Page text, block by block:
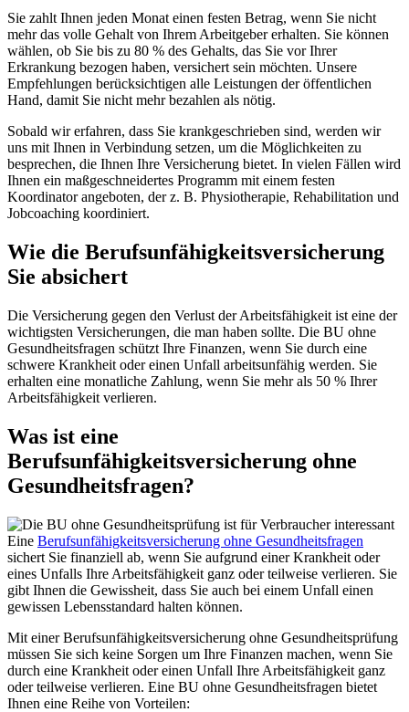
Sie zahlt Ihnen jeden Monat einen festen Betrag, wenn Sie nicht
mehr das volle Gehalt von Ihrem Arbeitgeber erhalten. Sie können
wählen, ob Sie bis zu 80 % des Gehalts, das Sie vor Ihrer
Erkrankung bezogen haben, versichert sein möchten. Unsere
Empfehlungen berücksichtigen alle Leistungen der öffentlichen
Hand, damit Sie nicht mehr bezahlen als nötig.
Sobald wir erfahren, dass Sie krankgeschrieben sind, werden wir
uns mit Ihnen in Verbindung setzen, um die Möglichkeiten zu
besprechen, die Ihnen Ihre Versicherung bietet. In vielen Fällen wird
Ihnen ein maßgeschneidertes Programm mit einem festen
Koordinator angeboten, der z. B. Physiotherapie, Rehabilitation und
Jobcoaching koordiniert.
Wie die Berufsunfähigkeitsversicherung
Sie absichert
Die Versicherung gegen den Verlust der Arbeitsfähigkeit ist eine der
wichtigsten Versicherungen, die man haben sollte. Die BU ohne
Gesundheitsfragen schützt Ihre Finanzen, wenn Sie durch eine
schwere Krankheit oder einen Unfall arbeitsunfähig werden. Sie
erhalten eine monatliche Zahlung, wenn Sie mehr als 50 % Ihrer
Arbeitsfähigkeit verlieren.
Was ist eine
Berufsunfähigkeitsversicherung ohne
Gesundheitsfragen?
Eine Berufsunfähigkeitsversicherung ohne Gesundheitsfragen
sichert Sie finanziell ab, wenn Sie aufgrund einer Krankheit oder
eines Unfalls Ihre Arbeitsfähigkeit ganz oder teilweise verlieren. Sie
gibt Ihnen die Gewissheit, dass Sie auch bei einem Unfall einen
gewissen Lebensstandard halten können.
Mit einer Berufsunfähigkeitsversicherung ohne Gesundheitsprüfung
müssen Sie sich keine Sorgen um Ihre Finanzen machen, wenn Sie
durch eine Krankheit oder einen Unfall Ihre Arbeitsfähigkeit ganz
oder teilweise verlieren. Eine BU ohne Gesundheitsfragen bietet
Ihnen eine Reihe von Vorteilen: